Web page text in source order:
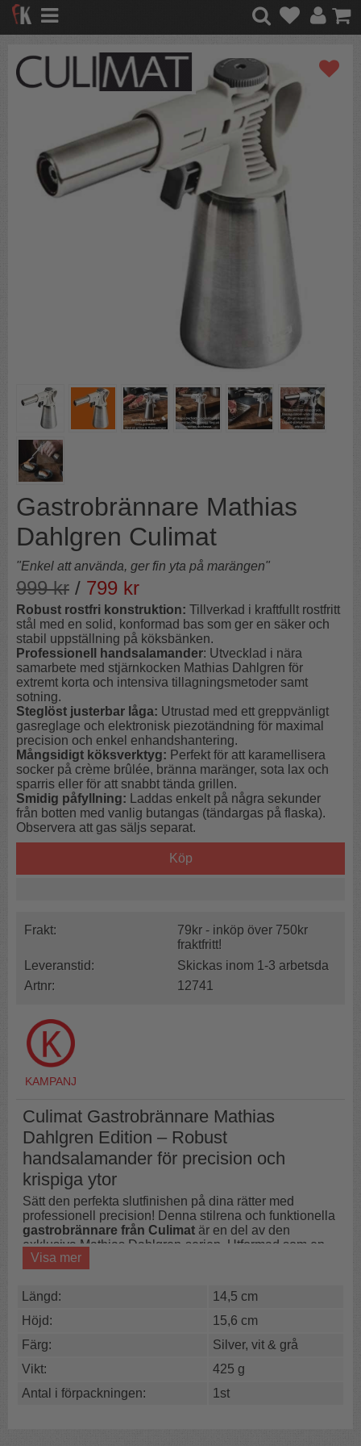
Gastrobrännare Mathias
Dahlgren Culimat
"Enkel att använda, ger fin yta på marängen"
999kr / 799 kr
Robust rostfri konstruktion: Tillverkad i kraftfullt rostfritt
stål med en solid, konformad bas som ger en säker och
stabil uppställning på köksbänken.
Professionell handsalamander: Utvecklad i nära
samarbete med stjärnkocken Mathias Dahlgren för
extremt korta och intensiva tillagningsmetoder samt
sotning.
Steglöst justerbar låga: Utrustad med ett greppvänligt
gasreglage och elektronisk piezotändning för maximal
precision och enkel enhandshantering.
Mångsidigt köksverktyg: Perfekt för att karamellisera
socker på crème brûlée, bränna maränger, sota lax och
sparris eller för att snabbt tända grillen.
Smidig påfyllning: Laddas enkelt på några sekunder
från botten med vanlig butangas (tändargas på flaska).
Observera att gas säljs separat.
Köp
Frakt:
79kr - inköp över 750kr
fraktfritt!
Leveranstid:
Skickas inom 1-3 arbetsda
Artnr:
12741
Culimat Gastrobrännare Mathias
Dahlgren Edition – Robust
handsalamander för precision och
krispiga ytor
Sätt den perfekta slutfinishen på dina rätter med
professionell precision! Denna stilrena och funktionella
gastrobrännare från Culimat är en del av den
exklusiva Mathias Dahlgren-serien. Utformad som en
handsalamander för det krävande köket ger den dig
fullständig kontroll över lågan. Den är det ultimata
verktyget för att skapa ett spegelblankt, krispigt
sockerlock på en crème brûlée, bränna av fluffig maräng
på en citrontårta, ge pommes duchesse en gyllene färg
eller snabbt sota spettskål och laxsidor innan servering.
Tyngd och kvalitet i rostfritt stål
Till skillnad från enklare plastbrännare är denna
livsmedelsbrännare tillverkad i högkvalitativt rostfritt stål.
Visa mer
Längd:
14,5 cm
Höjd:
15,6 cm
Färg:
Silver, vit & grå
Vikt:
425 g
Antal i förpackningen:
1st